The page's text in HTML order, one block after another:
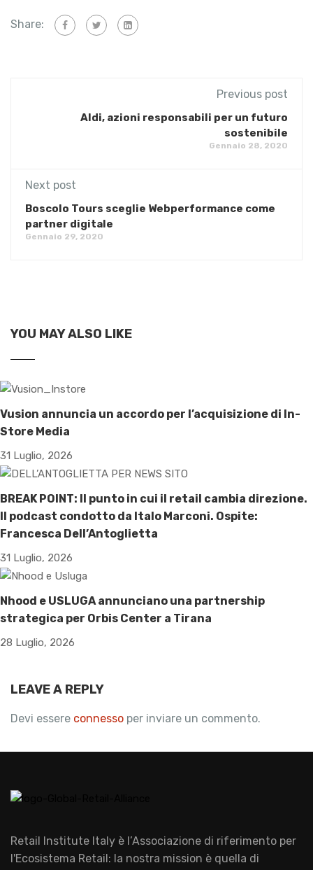
Share:
Previous post
Aldi, azioni responsabili per un futuro
sostenibile
Gennaio 28, 2020
Next post
Boscolo Tours sceglie Webperformance come
partner digitale
Gennaio 29, 2020
YOU MAY ALSO LIKE
Vusion annuncia un accordo per l’acquisizione di In-
Store Media
31 Luglio, 2026
BREAK POINT: Il punto in cui il retail cambia direzione.
Il podcast condotto da Italo Marconi. Ospite:
Francesca Dell’Antoglietta
31 Luglio, 2026
Nhood e USLUGA annunciano una partnership
strategica per Orbis Center a Tirana
28 Luglio, 2026
LEAVE A REPLY
Devi essere connesso per inviare un commento.
Retail Institute Italy è l’Associazione di riferimento per
l'Ecosistema Retail: la nostra mission è quella di